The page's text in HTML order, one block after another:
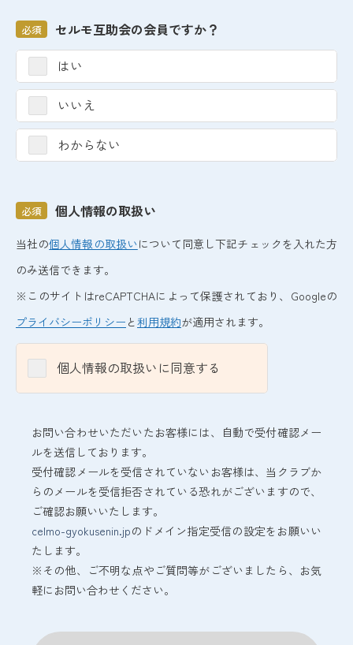
セルモ互助会の会員ですか？
必須
はい
いいえ
わからない
個人情報の取扱い
必須
当社の個人情報の取扱いについて同意し下記チェックを入れた方
のみ送信できます。
※このサイトはreCAPTCHAによって保護されており、Googleの
プライバシーポリシー と利用規約が適用されます。
個人情報の取扱いに同意する
お問い合わせいただいたお客様には、自動で受付確認メー
ルを送信しております。
受付確認メールを受信されていないお客様は、当クラブか
らのメールを受信拒否されている恐れがございますので、
ご確認お願いいたします。
celmo-gyokusenin.jpのドメイン指定受信の設定をお願いい
たします。
※その他、ご不明な点やご質問等がございましたら、お気
軽にお問い合わせください。